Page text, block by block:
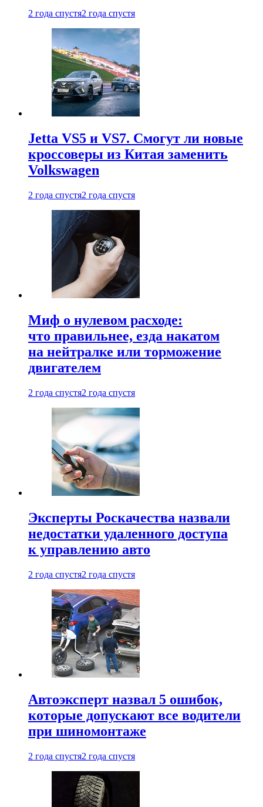
2 года спустя2 года спустя
Jetta VS5 и VS7. Смогут ли новые
кроссоверы из Китая заменить
Volkswagen
2 года спустя2 года спустя
Миф о нулевом расходе:
что правильнее, езда накатом
на нейтралке или торможение
двигателем
2 года спустя2 года спустя
Эксперты Роскачества назвали
недостатки удаленного доступа
к управлению авто
2 года спустя2 года спустя
Автоэксперт назвал 5 ошибок,
которые допускают все водители
при шиномонтаже
2 года спустя2 года спустя